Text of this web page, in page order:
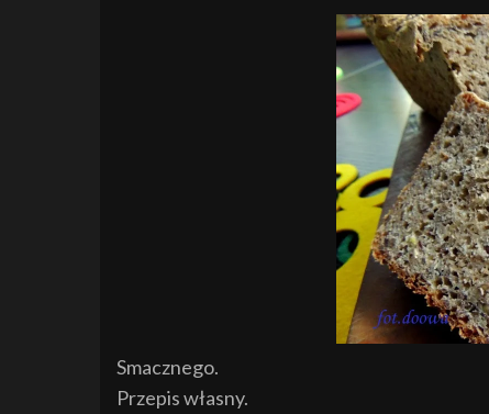
Smacznego.
Przepis własny.